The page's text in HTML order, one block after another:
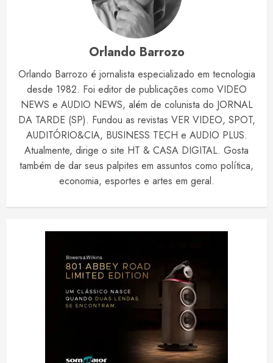
Orlando Barrozo
Orlando Barrozo é jornalista especializado em tecnologia
desde 1982. Foi editor de publicações como VIDEO
NEWS e AUDIO NEWS, além de colunista do JORNAL
DA TARDE (SP). Fundou as revistas VER VIDEO, SPOT,
AUDITÓRIO&CIA, BUSINESS TECH e AUDIO PLUS.
Atualmente, dirige o site HT & CASA DIGITAL. Gosta
também de dar seus palpites em assuntos como política,
economia, esportes e artes em geral.